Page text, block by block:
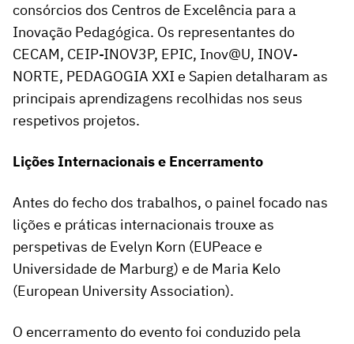
consórcios dos Centros de Excelência para a
Inovação Pedagógica. Os representantes do
CECAM, CEIP-INOV3P, EPIC, Inov@U, INOV-
NORTE, PEDAGOGIA XXI e Sapien detalharam as
principais aprendizagens recolhidas nos seus
respetivos projetos.
Lições Internacionais e Encerramento
Antes do fecho dos trabalhos, o painel focado nas
lições e práticas internacionais trouxe as
perspetivas de Evelyn Korn (EUPeace e
Universidade de Marburg) e de Maria Kelo
(European University Association).
O encerramento do evento foi conduzido pela